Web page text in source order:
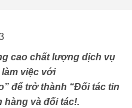
cao chất lượng dịch vụ
việc với
để trở thành “Đối tác tin
hàng và đối tác!.